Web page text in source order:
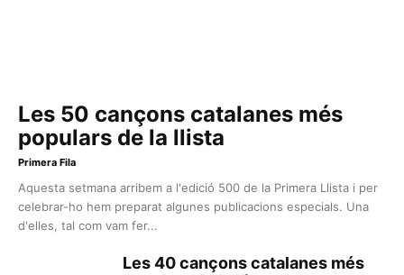
Les 50 cançons catalanes més
populars de la llista
Primera Fila
Aquesta setmana arribem a l'edició 500 de la Primera Llista i per
celebrar-ho hem preparat algunes publicacions especials. Una
d'elles, tal com vam fer...
Les 40 cançons catalanes més